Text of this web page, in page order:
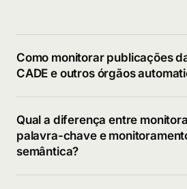
Como monitorar publicações
CADE e outros órgãos
legislativas e diários estaduais,
municipal cidade a cidade,
notícias e redes sociais (Twitter e
Qual a diferença entre
palavra-chave e
semântica?